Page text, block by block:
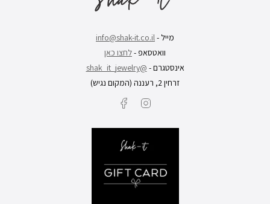
מייל -info@shak-it.co.il
וואטסאפ -לחצו כאן
אינסטגרם - @shak_it_jewelry
זרחין 2, רעננה (המקום נגיש)
Instagram